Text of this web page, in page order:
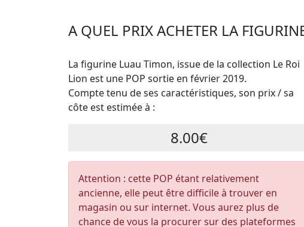
A QUEL PRIX ACHETER LA
La figurine Luau Timon, issue de la collection Le Roi
Lion est une POP sortie en février 2019.
Compte tenu de ses caractéristiques, son prix / sa
côte est estimée à :
8.00€
Attention : cette POP étant relativement
ancienne, elle peut être difficile à trouver en
magasin ou sur internet. Vous aurez plus de
chance de vous la procurer sur des plateformes